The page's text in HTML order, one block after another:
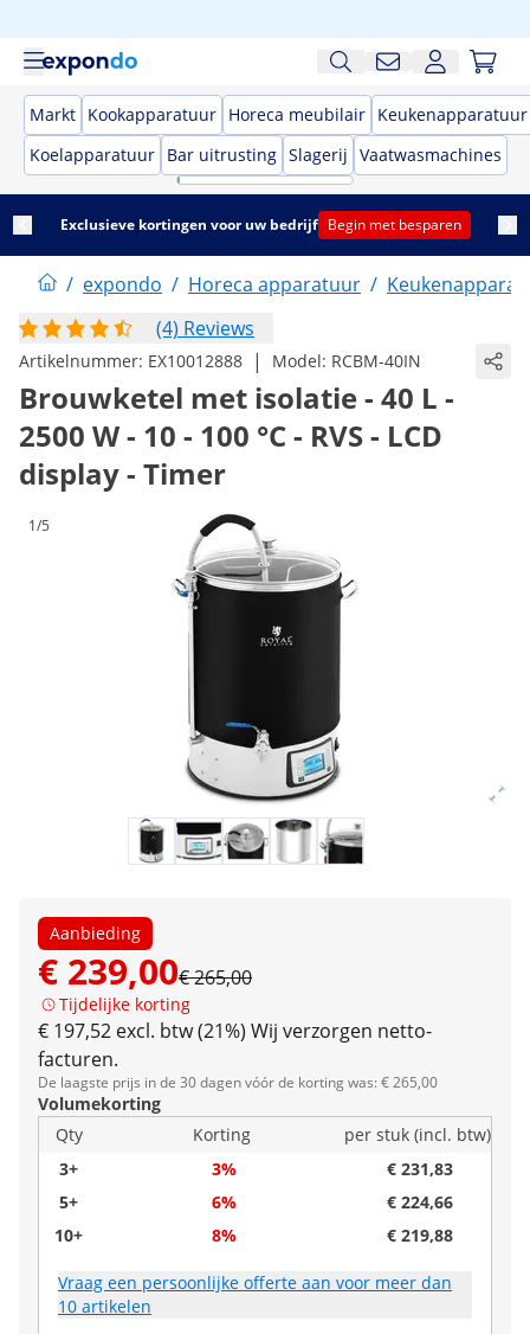
Markt Kookapparatuur Horeca meubilair Keukenapparatuur
Koelapparatuur Bar uitrusting Slagerij Vaatwasmachines
Exclusieve kortingen voor uw bedrijf Begin met besparen
/ expondo / Horeca apparatuur /
(4) Reviews
Artikelnummer: EX10012888 | Model: RCBM-40IN
Brouwketel met isolatie - 40 L -
2500 W - 10 - 100 °C - RVS - LCD
display - Timer
1/5
Aanbieding
€ 239,00€ 265,00
Tijdelijke korting
€ 197,52 excl. btw (21%) Wij verzorgen netto-
facturen.
De laagste prijs in de 30 dagen vóór de korting was: € 265,00
Volumekorting
Qty
Korting
per stuk (incl. btw)
3+
3%
€ 231,83
5+
6%
€ 224,66
10+
8% € 219,88
Vraag een persoonlijke offerte aan voor meer dan
10 artikelen